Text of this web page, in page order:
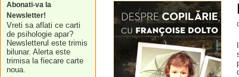
Abonati-va la
Newsletter!
Vreti sa aflati ce carti
de psihologie apar?
Newsletterul este trimis
bilunar. Alerta este
trimisa la fiecare carte
noua.